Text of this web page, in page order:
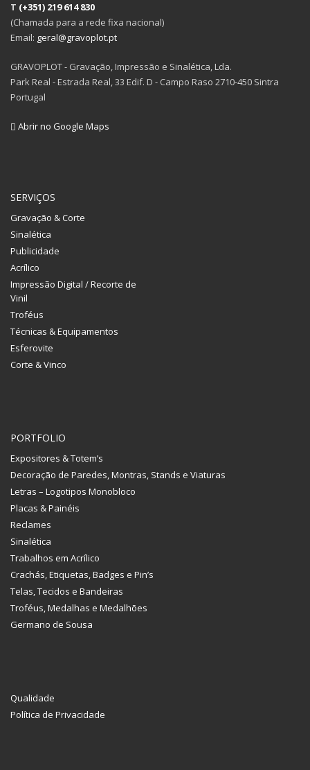
T (+351) 219 614 830
(Chamada para a rede fixa nacional)
Email: geral@gravoplot.pt
GRAVOPLOT - Gravação, Impressão e Sinalética, Lda.
Park Real - Estrada Real, 33 Edif. D - Campo Raso 2710-450 Sintra
Portugal
Abrir no Google Maps
SERVIÇOS
Gravação & Corte
Sinalética
Publicidade
Acrílico
Impressão Digital / Recorte de
Vinil
Troféus
Técnicas & Equipamentos
Esferovite
Corte & Vinco
PORTFOLIO
Expositores & Totem’s
Decoração de Paredes, Montras, Stands e Viaturas
Letras – Logotipos Monobloco
Placas & Painéis
Reclames
Sinalética
Trabalhos em Acrílico
Crachás, Etiquetas, Badges e Pin’s
Telas, Tecidos e Bandeiras
Troféus, Medalhas e Medalhões
Germano de Sousa
Qualidade
Política de Privacidade